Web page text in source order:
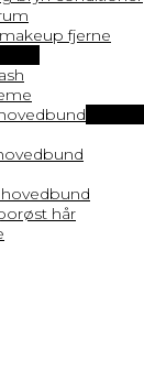
fjerne
hovedbund
hår